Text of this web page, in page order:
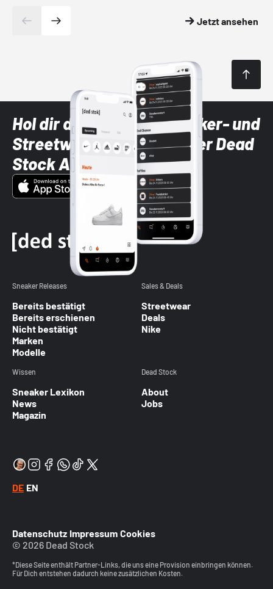
Jetzt ansehen
Hol dir die neuesten Sneaker- und
Streetwear-Brands mit der Dead
Stock App
Sneaker Releases
Bereits bestätigt
Bereits erschienen
Nicht bestätigt
Marken
Modelle
Sales & Deals
Streetwear
Deals
Nike
Wissen
Sneaker Lexikon
News
Magazin
Dead Stock
About
Jobs
DE EN
Datenschutz Impressum Cookies
© 2026 Dead Stock
*Diese Seite enthält Partner-Links, die uns eine Provision einbringen können.
Für Dich entstehen dadurch keine zusätzlichen Kosten.